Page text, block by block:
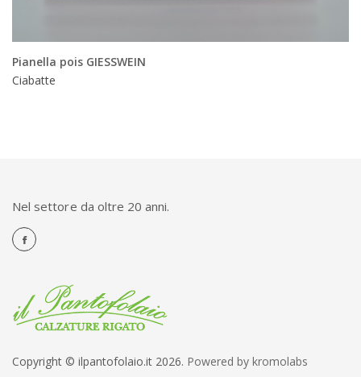
Pianella pois GIESSWEIN
Ciabatte
Nel settore da oltre 20 anni.
Copyright © ilpantofolaio.it 2026. Powered by kromolabs